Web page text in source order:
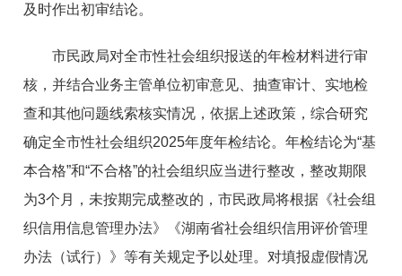
及时作出初审结论。
市民政局对全市性社会组织报送的年检材料进行审
核，并结合业务主管单位初审意见、抽查审计、实地检
查和其他问题线索核实情况，依据上述政策，综合研究
确定全市性社会组织2025年度年检结论。年检结论为“基
本合格”和“不合格”的社会组织应当进行整改，整改期限
为3个月，未按期完成整改的，市民政局将根据《社会组
织信用信息管理办法》《湖南省社会组织信用评价管理
办法（试行）》等有关规定予以处理。对填报虚假情况